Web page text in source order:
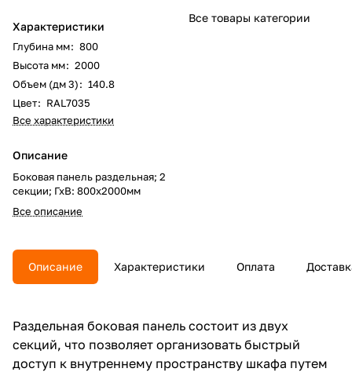
Характеристики
Глубина мм: 800
Высота мм: 2000
Объем (дм 3): 140.8
Цвет: RAL7035
Все характеристики
Описание
Боковая панель раздельная; 2
секции; ГхВ: 800х2000мм
Все описание
Все товары категории
Описание Характеристики Оплата
Раздельная боковая панель состоит из двух
секций, что позволяет организовать быстрый
доступ к внутреннему пространству шкафа путем